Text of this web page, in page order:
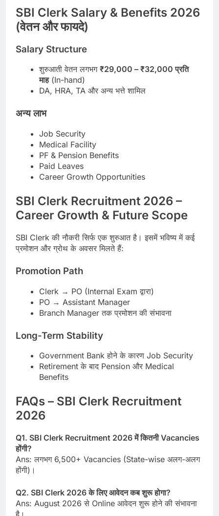
SBI Clerk Salary & Benefits 2026
(वेतन और फायदे)
Salary Structure
शुरुआती वेतन लगभग ₹29,000 – ₹32,000 प्रति
माह(In-hand)
DA, HRA, TA और अन्य भत्ते शामिल
अन्य लाभ
Job Security
Medical Facility
PF & Pension Benefits
Paid Leaves
Career Growth Opportunities
SBI Clerk Recruitment 2026 –
Career Growth & Future Scope
SBI Clerk की नौकरी सिर्फ एक शुरुआत है। इसमें भविष्य में कई
प्रमोशन और ग्रोथ के अवसर मिलते हैं:
Promotion Path
Clerk → PO (Internal Exam द्वारा)
PO → Assistant Manager
Branch Manager तक प्रमोशन की संभावना
Long-Term Stability
Government Bank होने के कारण Job Security
Retirement के बाद Pension और Medical
Benefits
FAQs – SBI Clerk Recruitment
2026
Q1. SBI Clerk Recruitment 2026 में कितनी Vacancies
होंगी?
Ans: लगभग 6,500+ Vacancies (State-wise अलग-अलग
होंगी)।
Q2. SBI Clerk 2026 के लिए आवेदन कब शुरू होगा?
Ans: August 2026 से Online आवेदन शुरू होने की संभावना